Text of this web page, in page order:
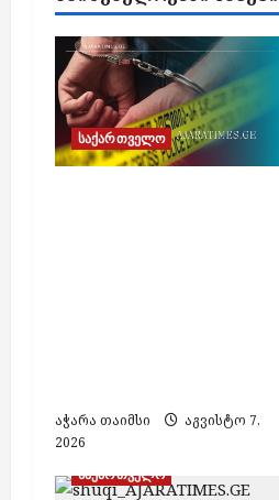
საქართველო
აჭარა თაიმსი
აგვისტო 7,
2026
საქართველო